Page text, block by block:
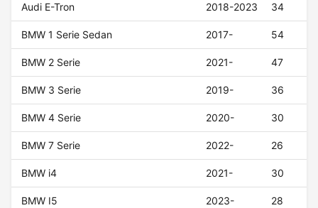
Audi E-Tron 2018-2023 34
BMW 1 Serie Sedan 2017- 54
BMW 2 Serie 2021- 47
BMW 3 Serie 2019- 36
BMW 4 Serie 2020- 30
BMW 7 Serie 2022- 26
BMW i4 2021- 30
BMW I5 2023- 28